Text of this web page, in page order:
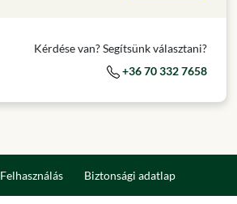
Kérdése van? Segítsünk választani?
+36 70 332 7658
Felhasználás Biztonsági adatlap